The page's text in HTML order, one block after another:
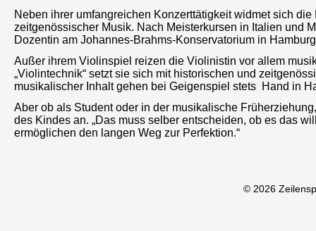
Neben ihrer umfangreichen Konzerttätigkeit widmet sich
zeitgenössischer Musik. Nach Meisterkursen in Italien und
Dozentin am Johannes-Brahms-Konservatorium in
Außer ihrem Violinspiel reizen die Violinistin vor allem
„Violintechnik“ setzt sie sich mit historischen und
musikalischer Inhalt gehen bei Geigenspiel stets Hand in
Aber ob als Student oder in der musikalische
des Kindes an. „Das muss selber entscheiden, ob es das
ermöglichen den langen Weg zur Perfektion.“
© 2026